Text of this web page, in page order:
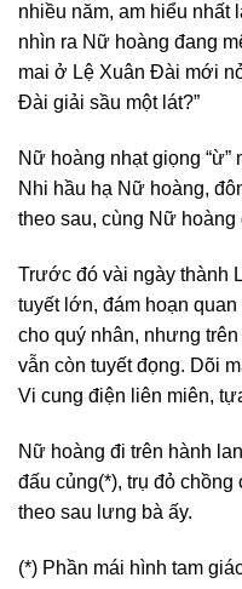
nhiều năm, am hiểu nhất
nhìn ra Nữ hoàng đang
mai ở Lệ Xuân Đài mới
Đài giải sầu một lát?”
Nữ hoàng nhạt giọng
Nhi hầu hạ Nữ hoàng,
theo sau, cùng Nữ
Trước đó vài ngày thành
tuyết lớn, đám hoạn
cho quý nhân, nhưng
vẫn còn tuyết đọng. Dõi
Vi cung điện liên miên,
Nữ hoàng đi trên hành
đấu củng(*), trụ đỏ
theo sau lưng bà ấy.
(*) Phần mái hình tam